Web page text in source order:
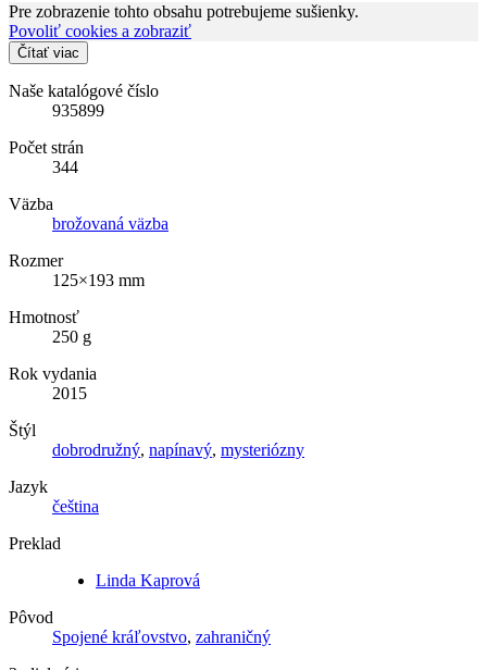
Pre zobrazenie tohto obsahu potrebujeme sušienky.
Povoliť cookies a zobraziť
Čítať viac
Naše katalógové číslo
935899
Počet strán
344
Väzba
brožovaná väzba
Rozmer
125×193 mm
Hmotnosť
250 g
Rok vydania
2015
Štýl
dobrodružný, napínavý, mysteriózny
Jazyk
čeština
Preklad
Linda Kaprová
Pôvod
Spojené kráľovstvo, zahraničný